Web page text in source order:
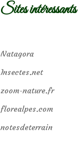
Sites intéressants
Natagora
Insectes.net
zoom-nature.fr
florealpes.com
notesdeterrain